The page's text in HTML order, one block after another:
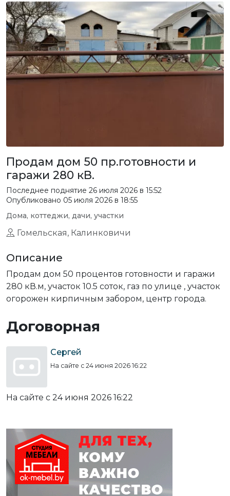
Продам дом 50 пр.готовности и
гаражи 280 кВ.
Последнее поднятие 26 июля 2026 в 15:52
Опубликовано 05 июля 2026 в 18:55
Дома, коттеджи, дачи, участки
Гомельская, Калинковичи
Описание
Продам дом 50 процентов готовности и гаражи
280 кВ.м, участок 10.5 соток, газ по улице , участок
огорожен кирпичным забором, центр города.
Договорная
Сергей
На сайте с 24 июня 2026 16:22
На сайте с 24 июня 2026 16:22